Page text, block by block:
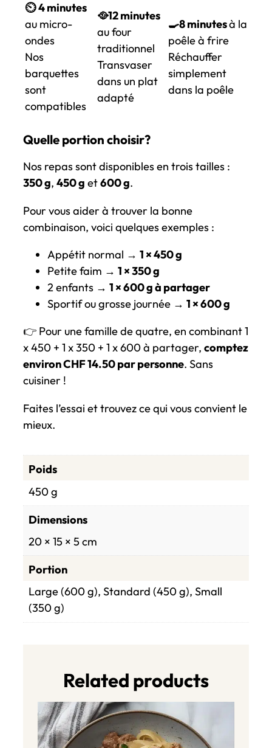
⏲️4 minutes
au micro-
ondes
Nos
barquettes
sont
compatibles
🥘12 minutes
au four
traditionnel
Transvaser
dans un plat
adapté
🍳8 minutesà la
poêle à frire
Réchauffer
simplement
dans la poêle
Quelle portion choisir?
Nos repas sont disponibles en trois tailles :
350 g, 450 g et600 g.
Pour vous aider à trouver la bonne
combinaison, voici quelques exemples :
Appétit normal → 1 × 450 g
Petite faim → 1 × 350 g
2 enfants → 1 × 600 g à partager
Sportif ou grosse journée → 1 × 600 g
👉 Pour une famille de quatre, en combinant 1
x 450 + 1 x 350 + 1 x 600 à partager, comptez
environ CHF 14.50 par personne. Sans
cuisiner !
Faites l’essai et trouvez ce qui vous convient le
mieux.
Poids
450 g
Dimensions
20 × 15 × 5 cm
Portion
Large (600 g), Standard (450 g), Small
(350 g)
Related products